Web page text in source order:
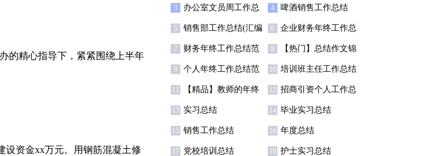
的精心指导下，紧紧围绕上半年
设资金xx万元。用钢筋混凝土修
结11篇 文
3 办公室文员周工作总
结
4 啤酒销售工作总结
5 销售部工作总结(汇编
15篇)
6 企业财务年终工作总
结范文
7 财务年终工作总结范
文汇编六篇
8 【热门】总结作文锦
集四篇
9 个人年终工作总结范
文
10 培训班主任工作总结
集锦8篇
11 【精品】教师的年终
总结模板汇编八篇
12 招商引资个人工作总
结
13 实习总结 14 毕业实习总结
15 销售工作总结 16 年度总结
17 党校培训总结 18 护士实习总结